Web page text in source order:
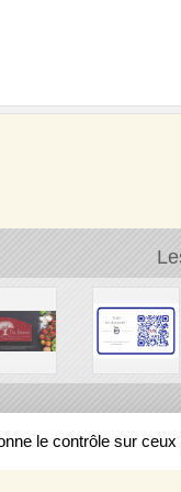
le contrôle sur